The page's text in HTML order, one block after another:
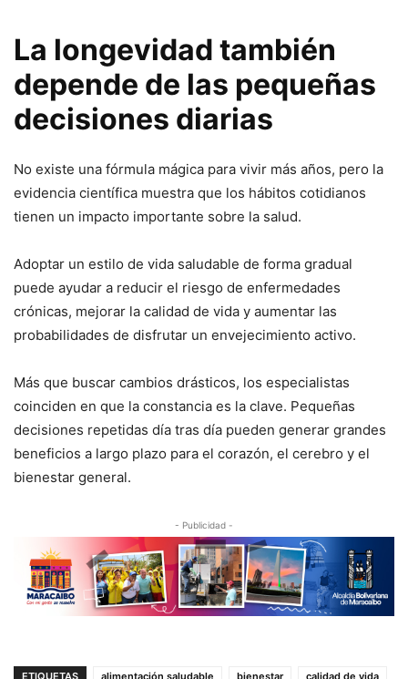
La longevidad también
depende de las pequeñas
decisiones diarias
No existe una fórmula mágica para vivir más años, pero la
evidencia científica muestra que los hábitos cotidianos
tienen un impacto importante sobre la salud.
Adoptar un estilo de vida saludable de forma gradual
puede ayudar a reducir el riesgo de enfermedades
crónicas, mejorar la calidad de vida y aumentar las
probabilidades de disfrutar un envejecimiento activo.
Más que buscar cambios drásticos, los especialistas
coinciden en que la constancia es la clave. Pequeñas
decisiones repetidas día tras día pueden generar grandes
beneficios a largo plazo para el corazón, el cerebro y el
bienestar general.
- Publicidad -
ETIQUETAS alimentación saludable bienestar calidad de vida